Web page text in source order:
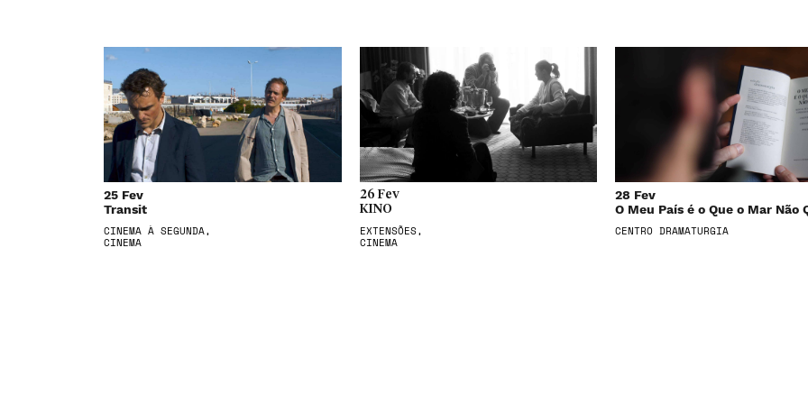
25 Fev
Transit
CINEMA À SEGUNDA,
CINEMA
26 Fev
KINO
EXTENSÕES,
CINEMA
28 Fev
O Meu País é o Que o Mar Não
CENTRO DRAMATURGIA